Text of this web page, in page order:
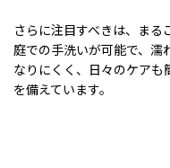
さらに注目すべきは、まる
庭での手洗いが可能で、濡
なりにくく、日々のケアも
を備えています。